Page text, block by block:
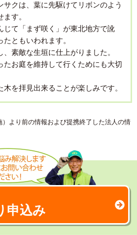
サクは、葉に先駆けてリボンのよう
す。
じて「まず咲く」が東北地方で訛
ともいわれます。
素敵な生垣に仕上がりました。
たお庭を維持して行くためにも大切
木を拝見出来ることが楽しみです。
より前の情報および提携終了した法人の情
申込み